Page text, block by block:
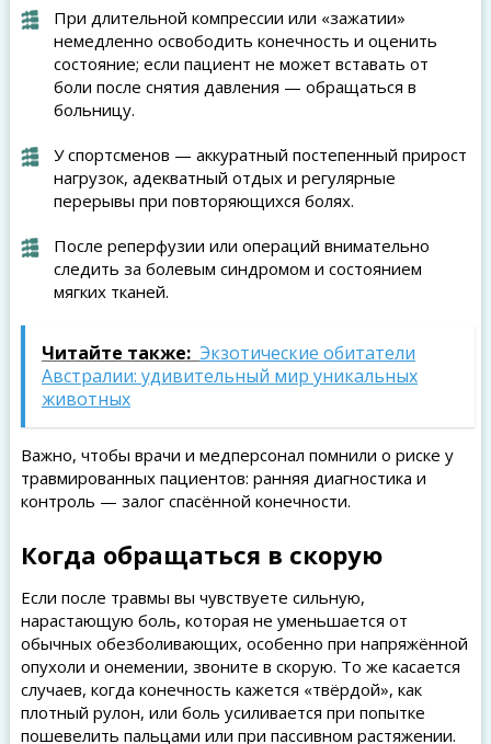
При длительной компрессии или «зажатии»
немедленно освободить конечность и оценить
состояние; если пациент не может вставать от
боли после снятия давления — обращаться в
больницу.
У спортсменов — аккуратный постепенный прирост
нагрузок, адекватный отдых и регулярные
перерывы при повторяющихся болях.
После реперфузии или операций внимательно
следить за болевым синдромом и состоянием
мягких тканей.
Читайте также: Экзотические обитатели
Австралии: удивительный мир уникальных
животных
Важно, чтобы врачи и медперсонал помнили о риске у
травмированных пациентов: ранняя диагностика и
контроль — залог спасённой конечности.
Когда обращаться в скорую
Если после травмы вы чувствуете сильную,
нарастающую боль, которая не уменьшается от
обычных обезболивающих, особенно при напряжённой
опухоли и онемении, звоните в скорую. То же касается
случаев, когда конечность кажется «твёрдой», как
плотный рулон, или боль усиливается при попытке
пошевелить пальцами или при пассивном растяжении.